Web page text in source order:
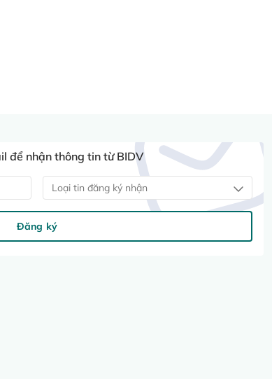
để nhận thông tin từ BIDV
Loại tin đăng ký nhận
Đăng ký